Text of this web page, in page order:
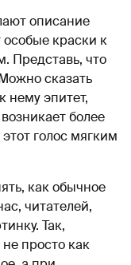
описание
краски к
Представь, что
сказать
нему эпитет,
более
голос мягким
как обычное
читателей,
Так,
просто как